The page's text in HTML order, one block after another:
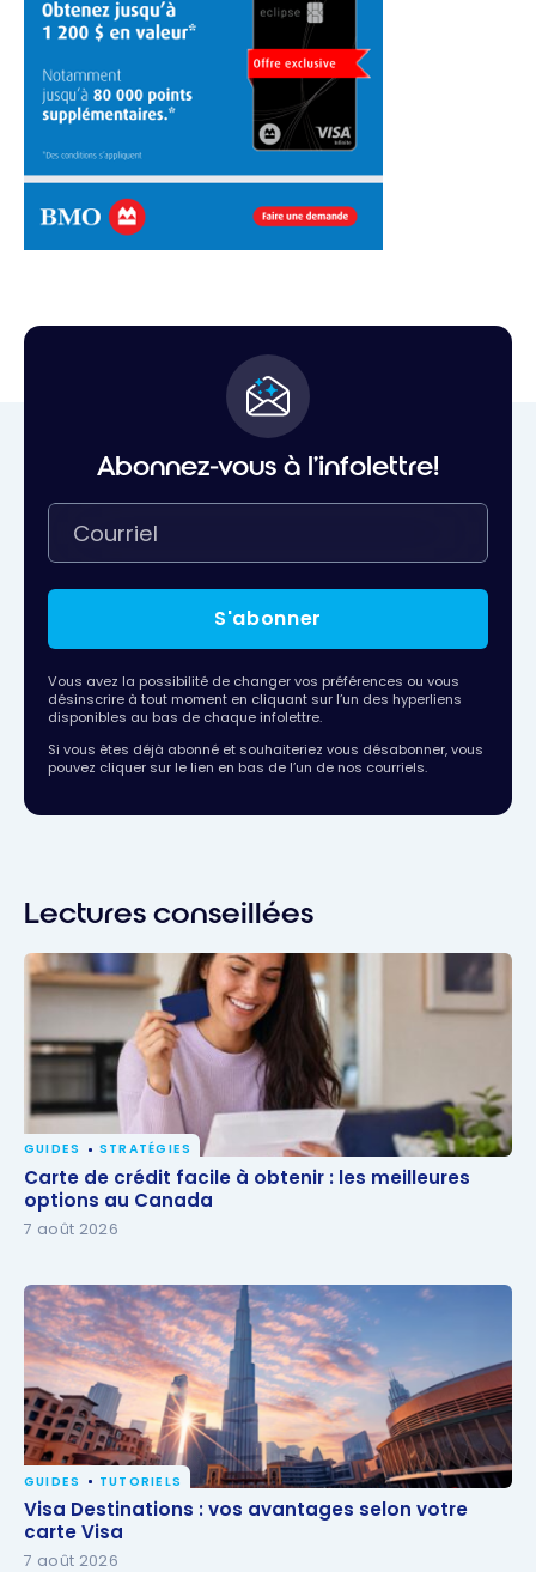
Abonnez-vous à l'infolettre!
S'abonner
Vous avez la possibilité de changer vos préférences ou vous
désinscrire à tout moment en cliquant sur l’un des hyperliens
disponibles au bas de chaque infolettre.
Si vous êtes déjà abonné et souhaiteriez vous désabonner, vous
pouvez cliquer sur le lien en bas de l’un de nos courriels.
Lectures conseillées
Carte de crédit facile à obtenir : les meilleures
options au Canada
GUIDES STRATÉGIES
Carte de crédit facile à obtenir : les meilleures
options au Canada
7 août 2026
Visa Destinations : vos avantages selon votre carte
Visa
GUIDES TUTORIELS
Visa Destinations : vos avantages selon votre
carte Visa
7 août 2026